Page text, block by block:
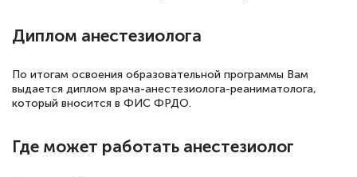
понятно! Проходила повышение
Знаток города 5 уровня
Диплом анестезиолога
По итогам освоения образовательной программы Вам
выдается диплом врача-анестезиолога-реаниматолога,
который вносится в ФИС ФРДО.
Где может работать анестезиолог